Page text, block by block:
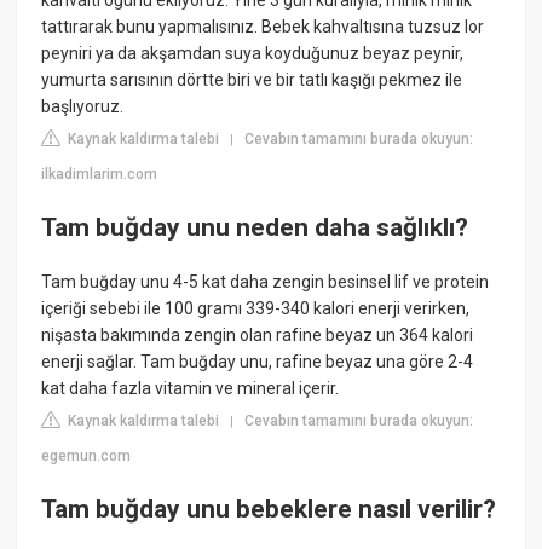
tattırarak bunu yapmalısınız. Bebek kahvaltısına tuzsuz lor
peyniri ya da akşamdan suya koyduğunuz beyaz peynir,
yumurta sarısının dörtte biri ve bir tatlı kaşığı pekmez ile
başlıyoruz.
Kaynak kaldırma talebi |Cevabın tamamını burada okuyun:
ilkadimlarim.com
Tam buğday unu neden daha sağlıklı?
Tam buğday unu 4-5 kat daha zengin besinsel lif ve protein
içeriği sebebi ile 100 gramı 339-340 kalori enerji verirken,
nişasta bakımında zengin olan rafine beyaz un 364 kalori
enerji sağlar. Tam buğday unu, rafine beyaz una göre 2-4
kat daha fazla vitamin ve mineral içerir.
Kaynak kaldırma talebi |Cevabın tamamını burada okuyun:
egemun.com
Tam buğday unu bebeklere nasıl verilir?